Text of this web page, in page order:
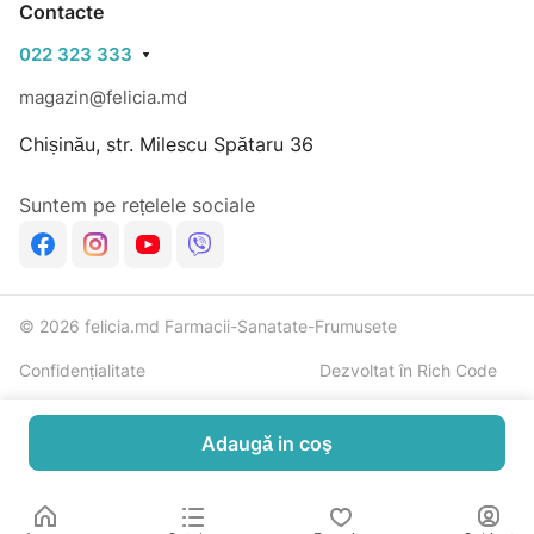
Contacte
022 323 333
magazin@felicia.md
Chișinău, str. Milescu Spătaru 36
Suntem pe rețelele sociale
© 2026 felicia.md Farmacii-Sanatate-Frumusete
Confidențialitate Dezvoltat în Rich Code
Adaugă in coş